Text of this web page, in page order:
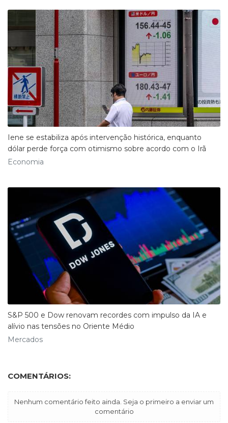
Iene se estabiliza após intervenção histórica, enquanto
dólar perde força com otimismo sobre acordo com o Irã
Economia
S&P 500 e Dow renovam recordes com impulso da IA e
alívio nas tensões no Oriente Médio
Mercados
COMENTÁRIOS:
Nenhum comentário feito ainda. Seja o primeiro a enviar um
comentário